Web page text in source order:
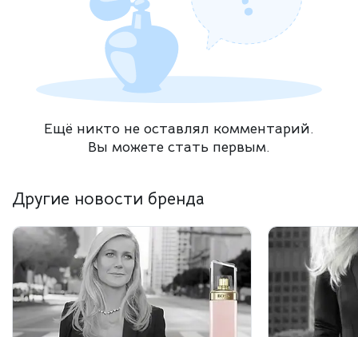
Ещё никто не оставлял комментарий.
Вы можете стать первым.
Другие новости бренда